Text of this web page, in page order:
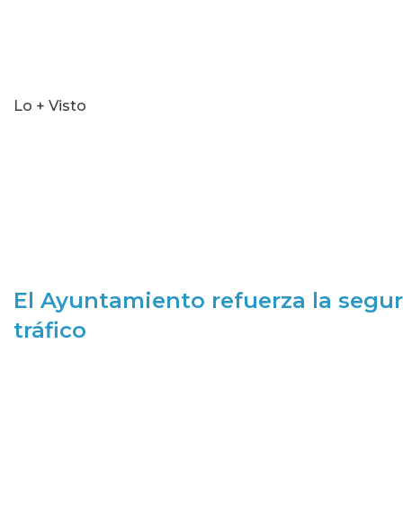
Lo + Visto
El Ayuntamiento refuerza la
tráfico